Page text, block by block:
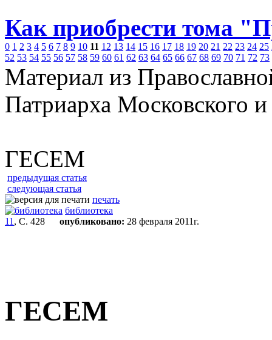
Как приобрести тома
0 1 2 3 4 5 6 7 8 9 10 11 12 13 14 15 16 17 18 19 20 21 22 23 24 25
52 53 54 55 56 57 58 59 60 61 62 63 64 65 66 67 68 69 70 71 72 73
Материал из
Патриарха Московского
ГЕСЕМ
предыдущая статья
следующая статья
печать
библиотека
11 , С. 428 опубликовано: 28 февраля 2011г.
ГЕСЕМ